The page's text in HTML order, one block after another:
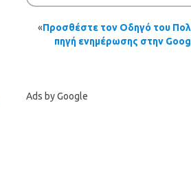
«Προσθέστε τον Οδηγό του
πηγή ενημέρωσης στην
Ads by Google